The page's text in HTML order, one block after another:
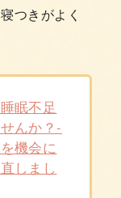
つきがよく
眠不足
んか？-
機会に
しまし